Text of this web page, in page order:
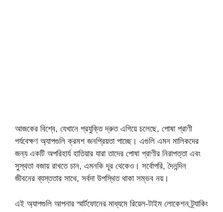
আজকের বিশ্বে, যেখানে প্রযুক্তি দ্রুত এগিয়ে চলেছে, পোষা প্রাণী
পর্যবেক্ষণ অ্যাপগুলি ক্রমশ জনপ্রিয়তা পাচ্ছে। এগুলি এমন মালিকদের
জন্য একটি অপরিহার্য হাতিয়ার যারা তাদের পোষা প্রাণীর নিরাপত্তা এবং
সুস্থতা বজায় রাখতে চান, এমনকি দূর থেকেও। সর্বোপরি, দৈনন্দিন
জীবনের ব্যস্ততার সাথে, সর্বদা উপস্থিত থাকা সম্ভব নয়।
এই অ্যাপগুলি আপনার স্মার্টফোনের মাধ্যমে রিয়েল-টাইম লোকেশন ট্র্যাকিং